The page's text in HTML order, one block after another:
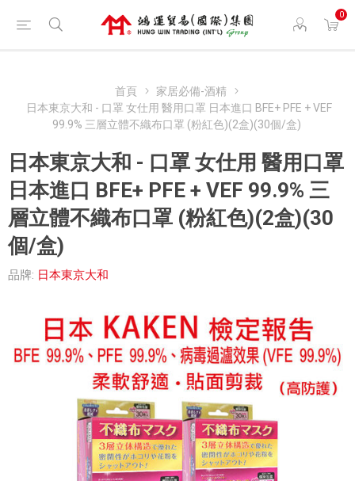
0
首頁
家居必備-酒精
日本東京大和 - 口罩 女仕用 醫用口罩 日本進口 BFE+ PFE + VEF
99.9% 三層立體不織布口罩 (粉紅色)(2盒)(30個/盒)
日本東京大和 - 口罩 女仕用 醫用口罩
日本進口 BFE+ PFE + VEF 99.9% 三
層立體不織布口罩 (粉紅色)(2盒)(30
個/盒)
品牌: 日本東京大和